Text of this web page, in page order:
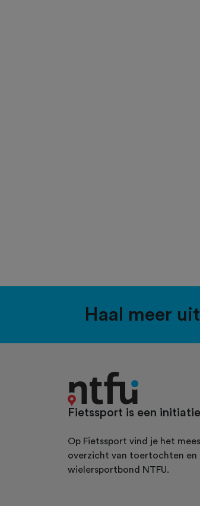
Haal meer
Fietssport is een
Op Fietssport vind je het
overzicht van toertochten en
wielersportbond NTFU.